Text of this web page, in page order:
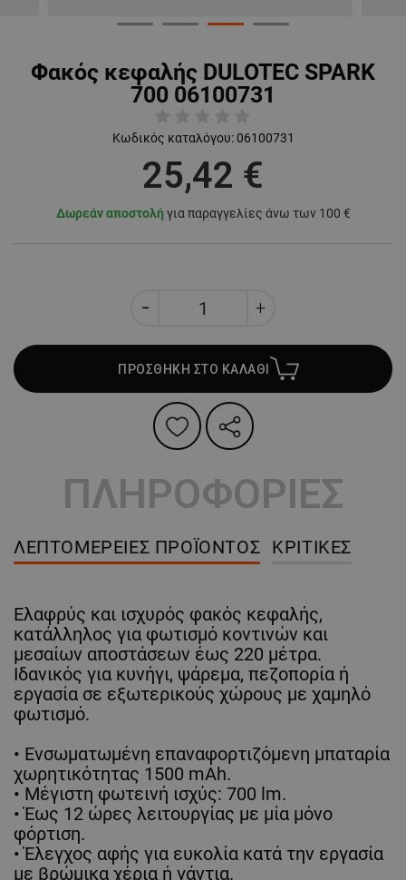
Φακός κεφαλής DULOTEC SPARK
700 06100731
Κωδικός καταλόγου: 06100731
25,42 €
Δωρεάν αποστολή για παραγγελίες άνω των 100 €
ΠΡΟΣΘΗΚΗ ΣΤΟ ΚΑΛΑΘΙ
ΠΛΗΡΟΦΟΡΙΕΣ
ΛΕΠΤΟΜΈΡΕΙΕΣ ΠΡΟΪΌΝΤΟΣ ΚΡΙΤΙΚΈΣ
Ελαφρύς και ισχυρός φακός κεφαλής,
κατάλληλος για φωτισμό κοντινών και
μεσαίων αποστάσεων έως 220 μέτρα.
Ιδανικός για κυνήγι, ψάρεμα, πεζοπορία ή
εργασία σε εξωτερικούς χώρους με χαμηλό
φωτισμό.
• Ενσωματωμένη επαναφορτιζόμενη μπαταρία
χωρητικότητας 1500 mAh.
• Μέγιστη φωτεινή ισχύς: 700 lm.
• Έως 12 ώρες λειτουργίας με μία μόνο
φόρτιση.
• Έλεγχος αφής για ευκολία κατά την εργασία
με βρώμικα χέρια ή γάντια.